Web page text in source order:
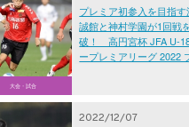
大会・試合
プレミア初参入を目指す
誠館と神村学園が1回戦
破！ 高円宮杯 JFA U-
ープレミアリーグ 2022
2022/12/07